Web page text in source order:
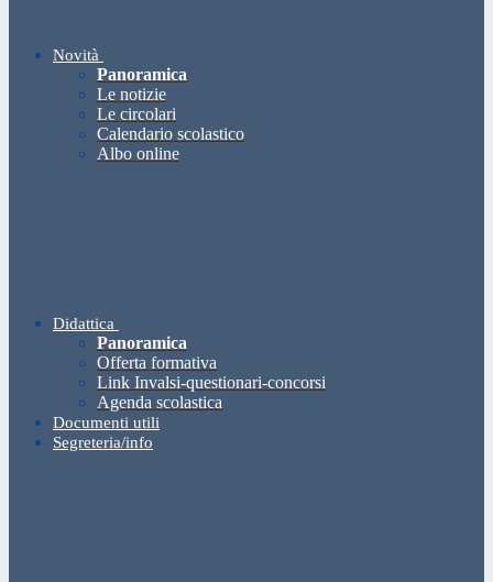
Novità
Panoramica
Le notizie
Le circolari
Calendario scolastico
Albo online
Didattica
Panoramica
Offerta formativa
Link Invalsi-questionari-concorsi
Agenda scolastica
Documenti utili
Segreteria/info